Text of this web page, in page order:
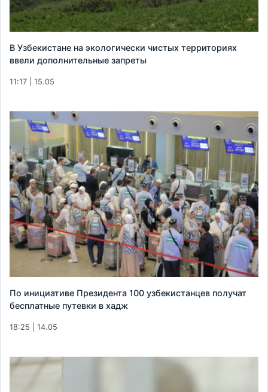
В Узбекистане на экологически чистых территориях
ввели дополнительные запреты
11:17 | 15.05
По инициативе Президента 100 узбекистанцев получат
бесплатные путевки в хадж
18:25 | 14.05